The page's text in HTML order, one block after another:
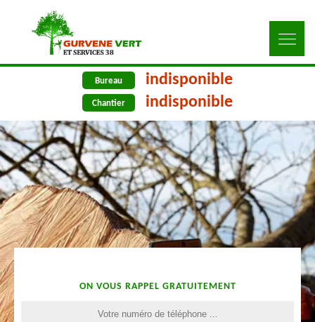
Bureau indisponible
Chantier indisponible
ON VOUS RAPPEL GRATUITEMENT